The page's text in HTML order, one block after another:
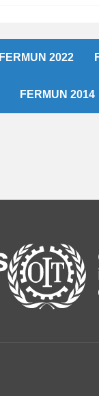
FERMUN 2022
FERMUN 2014